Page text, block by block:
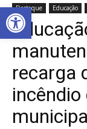
Abrir a barra de
Destaque Educação
recarga